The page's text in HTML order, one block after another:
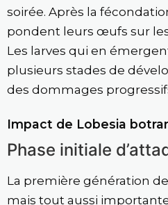
soirée. Après la
pondent leurs œufs sur
Les larves qui en
plusieurs stades de
des dommages
Impact de Lobesia
Phase initiale
La première génération
mais tout aussi